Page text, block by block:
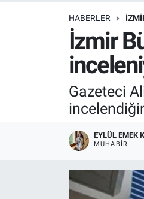
HABERLER
İzmir
Gazeteci
EYLÜL EMEK
MUHABIR